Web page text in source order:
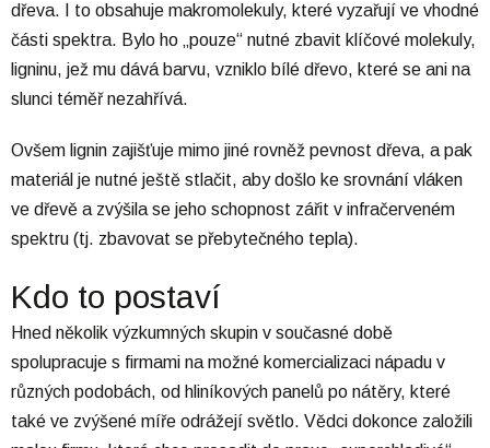
dřeva. I to obsahuje makromolekuly, které vyzařují ve vhodné
části spektra. Bylo ho „pouze“ nutné zbavit klíčové molekuly,
ligninu, jež mu dává barvu, vzniklo bílé dřevo, které se ani na
slunci téměř nezahřívá.
Ovšem lignin zajišťuje mimo jiné rovněž pevnost dřeva, a pak
materiál je nutné ještě stlačit, aby došlo ke srovnání vláken
ve dřevě a zvýšila se jeho schopnost zářit v infračerveném
spektru (tj. zbavovat se přebytečného tepla).
Kdo to postaví
Hned několik výzkumných skupin v současné době
spolupracuje s firmami na možné komercializaci nápadu v
různých podobách, od hliníkových panelů po nátěry, které
také ve zvýšené míře odrážejí světlo. Vědci dokonce založili